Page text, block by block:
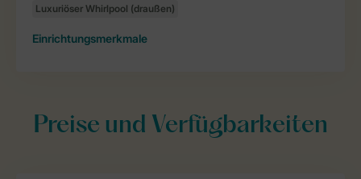
Einrichtungsmerkmale
Preise und Verfügbarkeiten